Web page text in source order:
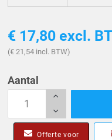
€ 17,80 excl.
(€ 21,54 incl. BTW)
Aantal
Offerte voor